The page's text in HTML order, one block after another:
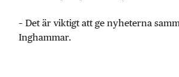
– Det är viktigt att ge nyheterna
Inghammar.